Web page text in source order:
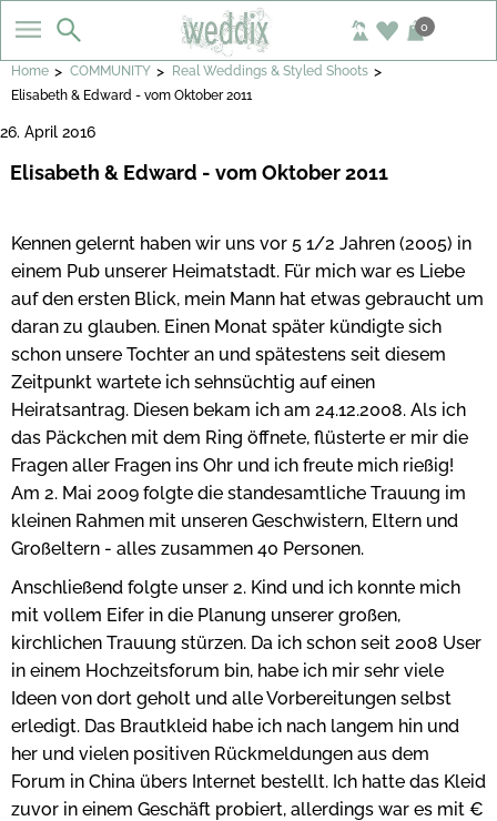
0
Home > COMMUNITY > Real Weddings & Styled Shoots >
Elisabeth & Edward - vom Oktober 2011
26. April 2016
Elisabeth & Edward - vom Oktober 2011
Kennen gelernt haben wir uns vor 5 1/2 Jahren (2005) in
einem Pub unserer Heimatstadt. Für mich war es Liebe
auf den ersten Blick, mein Mann hat etwas gebraucht um
daran zu glauben. Einen Monat später kündigte sich
schon unsere Tochter an und spätestens seit diesem
Zeitpunkt wartete ich sehnsüchtig auf einen
Heiratsantrag. Diesen bekam ich am 24.12.2008. Als ich
das Päckchen mit dem Ring öffnete, flüsterte er mir die
Fragen aller Fragen ins Ohr und ich freute mich rießig!
Am 2. Mai 2009 folgte die standesamtliche Trauung im
kleinen Rahmen mit unseren Geschwistern, Eltern und
Großeltern - alles zusammen 40 Personen.
Anschließend folgte unser 2. Kind und ich konnte mich
mit vollem Eifer in die Planung unserer großen,
kirchlichen Trauung stürzen. Da ich schon seit 2008 User
in einem Hochzeitsforum bin, habe ich mir sehr viele
Ideen von dort geholt und alle Vorbereitungen selbst
erledigt. Das Brautkleid habe ich nach langem hin und
her und vielen positiven Rückmeldungen aus dem
Forum in China übers Internet bestellt. Ich hatte das Kleid
zuvor in einem Geschäft probiert, allerdings war es mit €